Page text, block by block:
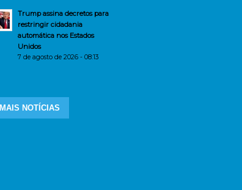
Trump assina decretos para
restringir cidadania
automática nos Estados
Unidos
7 de agosto de 2026 - 08:13
MAIS NOTÍCIAS